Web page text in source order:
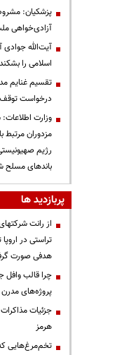
پزشکیان:
آزادی‌خواهی
آیت‌الله
اسلامی را
تقسیم غنایم
درخواست توقف
مزدوران
باندهای مسلح
پربازدید ها
از رانت‌
تراستی در
هدفی صورت
چرا قالب وافل
پروژه‌های
جزئیات
هرمز
تخم‌مرغ‌هایی که